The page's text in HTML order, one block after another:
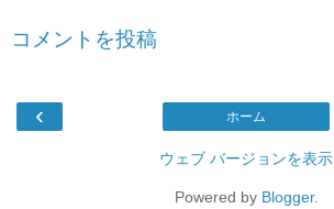
コメントを投稿
‹ ホーム
ウェブ バージョンを表示
Powered by Blogger.